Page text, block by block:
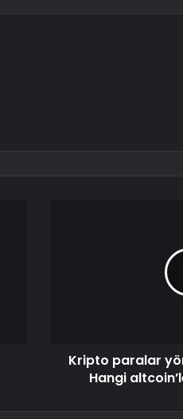
Kripto paralar
Hangi